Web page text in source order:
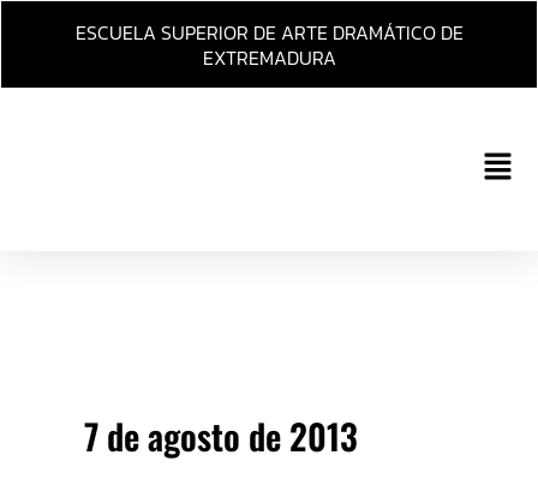
Ir
ESCUELA SUPERIOR DE ARTE DRAMÁTICO DE
EXTREMADURA
Main
7 de agosto de 2013